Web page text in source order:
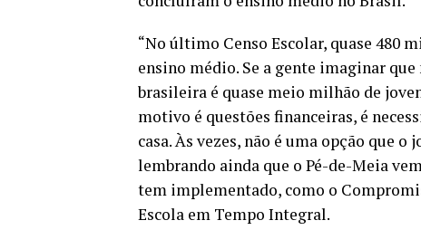
“No último Censo Escolar, quase 480
ensino médio. Se a gente imaginar
brasileira é quase meio milhão de
motivo é questões financeiras, é
casa. Às vezes, não é uma opção que o
lembrando ainda que o Pé-de-Meia
tem implementado, como o
Escola em Tempo Integral.